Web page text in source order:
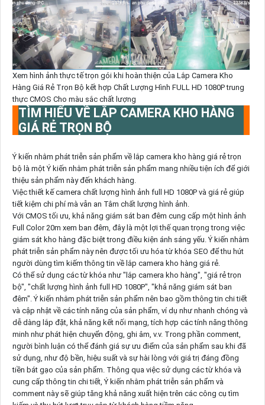
Xem hình ảnh thực tế trọn gói khi hoàn thiện của Lắp Camera Kho
Hàng Giá Rẻ Trọn Bộ kết hợp Chất Lượng Hình FULL HD 1080P trung
thực CMOS Cho màu sắc chất lượng
TÌM HIỂU VỀ LẮP CAMERA KHO HÀNG
GIÁ RẺ TRỌN BỘ
Ý kiến nhằm phát triễn sản phẩm về lắp camera kho hàng giá rẻ trọn
bộ là một Ý kiến nhằm phát triễn sản phẩm mang nhiều tiện ích để giới
thiệu sản phẩm này đến khách hàng.
Việc thiết kế camera chất lượng hình ảnh full HD 1080P và giá rẻ giúp
tiết kiệm chi phí mà vẫn an Tâm chất lượng hình ảnh.
Với CMOS tối ưu, khả năng giám sát ban đêm cung cấp một hình ảnh
Full Color 20m xem ban đêm, đây là một lợi thế quan trọng trong việc
giám sát kho hàng đặc biệt trong điều kiện ánh sáng yếu. Ý kiến nhằm
phát triễn sản phẩm này nên được tối ưu hóa từ khóa SEO để thu hút
người dùng tìm kiếm thông tin về lắp camera kho hàng giá rẻ.
Có thể sử dụng các từ khóa như "lắp camera kho hàng", "giá rẻ trọn
bộ", "chất lượng hình ảnh full HD 1080P", "khả năng giám sát ban
đêm". Ý kiến nhằm phát triễn sản phẩm nên bao gồm thông tin chi tiết
và cập nhật về các tính năng của sản phẩm, ví dụ như nhanh chóng và
dễ dàng lắp đặt, khả năng kết nối mạng, tích hợp các tính năng thông
minh như phát hiện chuyển động, ghi âm, v.v. Trong phần comment,
người bình luận có thể đánh giá sự ưu điểm của sản phẩm sau khi đã
sử dụng, như độ bền, hiệu suất và sự hài lòng với giá trị đáng đồng
tiền bát gạo của sản phẩm. Thông qua việc sử dụng các từ khóa và
cung cấp thông tin chi tiết, Ý kiến nhằm phát triễn sản phẩm và
comment này sẽ giúp tăng khả năng xuất hiện trên các công cụ tìm